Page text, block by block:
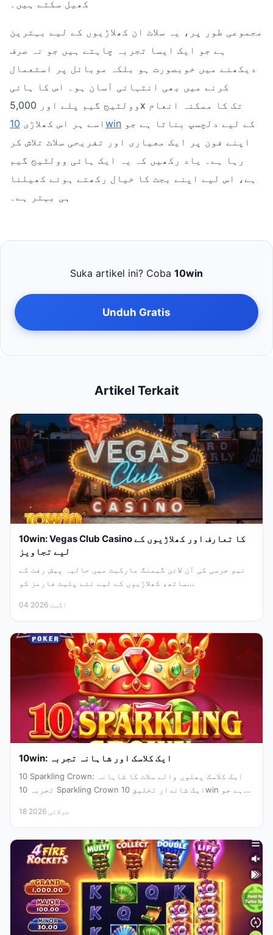
کھیل سکتے ہیں۔
مجموعی طور پر، یہ سلاٹ ان کھلاڑیوں کے لیے بہترین
ہے جو ایک ایسا تجربہ چاہتے ہیں جو نہ صرف
دیکھنے میں خوبصورت ہو بلکہ موبائل پر استعمال
کرنے میں بھی انتہائی آسان ہو۔ اس کا ہائی
وولٹیج گیم پلے اور 5,000x تک کا ممکنہ انعام
اسے ہر اس کھلاڑی 10win
اپنے فون پر ایک معیاری اور تفریحی سلاٹ تلاش کر
رہا ہے۔ یاد رکھیں کہ یہ ایک ہائی وولٹیج گیم
ہے، اس لیے اپنے بجٹ کا خیال رکھتے ہوئے کھیلنا
ہی بہتر ہے۔
Suka artikel ini? Coba 10win
Unduh Gratis
Artikel Terkait
10win: Vegas Club Casino کا تعارف اور کھلاڑیوں کے
لیے تجاویز
نیو جرسی کی آن لائن گیمنگ مارکیٹ میں حالیہ پیش رفت کے
ساتھ، کھلاڑیوں کے لیے نئے پلیٹ فارمز کو...
04 اگست 2026
10win: ایک کلاسک اور شاہانہ تجربہ
10 Sparkling Crown: ایک کلاسک پھلوں والے سلاٹ کا شاہانہ
تجربہ 10 Sparkling Crown ایک شاندار تخلیق 10win ہے جو...
18 جولائی 2026